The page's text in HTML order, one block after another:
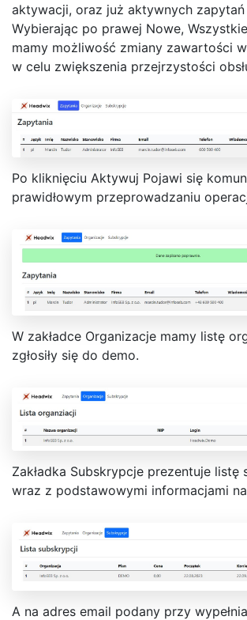
aktywacji, oraz już aktywnych
Wybierając po prawej Nowe,
mamy możliwość zmiany zawartości
w celu zwiększenia przejrzystości
Po kliknięciu Aktywuj Pojawi się
prawidłowym przeprowadzaniu
W zakładce Organizacje mamy listę
zgłosiły się do demo.
Zakładka Subskrypcje prezentuje listę
wraz z podstawowymi informacjami
A na adres email podany przy